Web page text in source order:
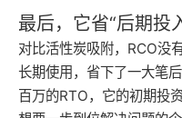
最后，它省“后期投
对比活性炭吸附，RCO没
长期使用，省下了一大笔
百万的RTO，它的初期投